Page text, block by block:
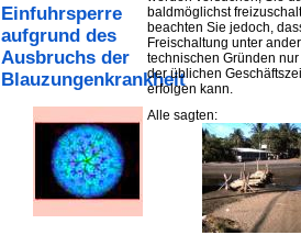
Einfuhrsperre
aufgrund des
Ausbruchs der
Blauzungenkrankheit
baldmöglichst
beachten Sie jedoch,
Freischaltung unter
technischen Gründen
der üblichen
erfolgen kann.
Alle sagten: